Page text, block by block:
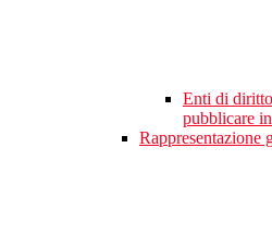
Enti di
pubblicare
Rappresentazione